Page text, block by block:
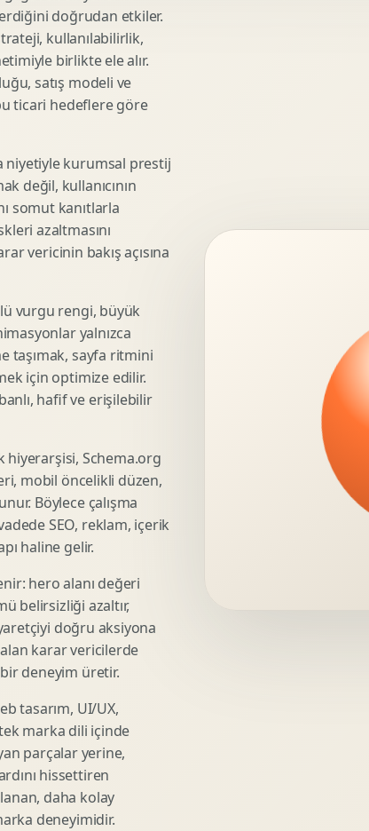
Endustriyel Modelleme
Oyun Asset Modelleme
Low Poly Modelleme
High Poly Modelleme
Teknik Modelleme
Marka Stratejisi
Marka Konumlandirma
Rekabet Analizi
Hedef Kitle Analizi
Marka Mimarisi
Deger Onerisi Tasarimi
Pazara Giris Stratejisi
Display Banner Tasarimi
Video Reklam Kreatifi
Outdoor Reklam Tasarimi
Performans Kreatif Seti
Story Reklam Tasarimi
Statik Reklam Gorseli
Motion Banner Tasarimi
doğrudan etkiler.
kullanılabilirlik,
birlikte ele alır.
satış modeli ve
ticari hedeflere göre
niyetiyle kurumsal prestij
değil, kullanıcının
somut kanıtlarla
azaltmasını
vericinin bakış açısına
vurgu rengi, büyük
yalnızca
taşımak, sayfa ritmini
için optimize edilir.
hafif ve erişilebilir
hiyerarşisi, Schema.org
mobil öncelikli düzen,
Böylece çalışma
SEO, reklam, içerik
haline gelir.
hero alanı değeri
belirsizliği azaltır,
doğru aksiyona
karar vericilerde
deneyim üretir.
tasarım, UI/UX,
marka dili içinde
parçalar yerine,
hissettiren
daha kolay
deneyimidir.